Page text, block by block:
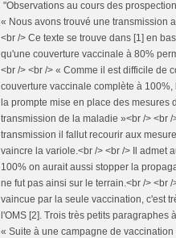
"Observations au cours des
« Nous avons trouvé une transmission
<br /> Ce texte se trouve dans [1] en
qu'une couverture vaccinale à 80%
<br /> <br /> « Comme il est difficile de
couverture vaccinale complète à
la prompte mise en place des
transmission de la maladie »<br /> <br
transmission il fallut recourir aux
vaincre la variole.<br /> <br /> Il admet
100% on aurait aussi stopper la
ne fut pas ainsi sur le terrain.<br /> <br
vaincue par la seule vaccination, c'est
l'OMS [2]. Trois très petits paragraphes
« Suite à une campagne de